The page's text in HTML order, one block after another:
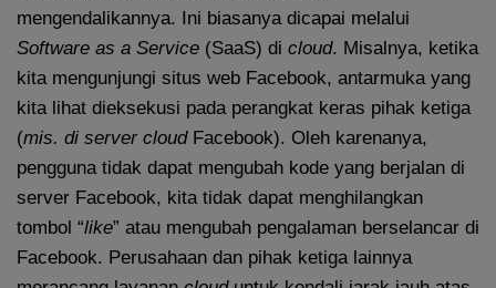
mengendalikannya. Ini biasanya dicapai melalui
Software as a Service (SaaS) di cloud. Misalnya, ketika
kita mengunjungi situs web Facebook, antarmuka yang
kita lihat dieksekusi pada perangkat keras pihak ketiga
(mis. di server cloud Facebook). Oleh karenanya,
pengguna tidak dapat mengubah kode yang berjalan di
server Facebook, kita tidak dapat menghilangkan
tombol “like” atau mengubah pengalaman berselancar di
Facebook. Perusahaan dan pihak ketiga lainnya